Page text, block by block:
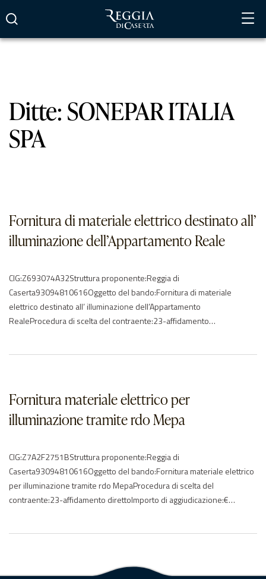
contenuto
Ditte: SONEPAR ITALIA
SPA
Fornitura di materiale elettrico destinato all’
illuminazione dell’Appartamento Reale
CIG:Z693074A32Struttura proponente:Reggia di
Caserta93094810616Oggetto del bando:Fornitura di materiale
elettrico destinato all’ illuminazione dell’Appartamento
RealeProcedura di scelta del contraente:23-affidamento
aggiudicatariNessun aggiudicatario…Fornitura di materiale elettrico
destinato all’ illuminazione dell’Appartamento Reale DETERMINA
IMPEGNO LAMPADE…
Fornitura materiale elettrico per
illuminazione tramite rdo Mepa
CIG:Z7A2F2751BStruttura proponente:Reggia di
Caserta93094810616Oggetto del bando:Fornitura materiale elettrico
per illuminazione tramite rdo MepaProcedura di scelta del
contraente:23-affidamento direttoImporto di aggiudicazione:€
aggiudicatariNessun aggiudicatario…Affidamento diretto ai sensi